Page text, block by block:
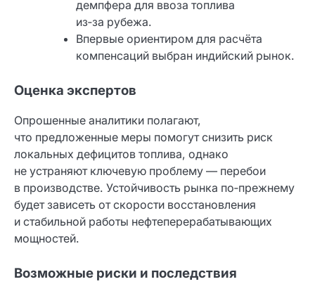
демпфера для ввоза топлива
из‑за рубежа.
Впервые ориентиром для расчёта
компенсаций выбран индийский рынок.
Оценка экспертов
Опрошенные аналитики полагают,
что предложенные меры помогут снизить риск
локальных дефицитов топлива, однако
не устраняют ключевую проблему — перебои
в производстве. Устойчивость рынка по‑прежнему
будет зависеть от скорости восстановления
и стабильной работы нефтеперерабатывающих
мощностей.
Возможные риски и последствия